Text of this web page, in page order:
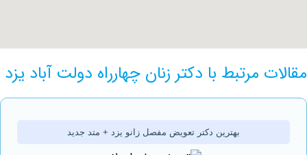
مرتبط با دکتر زنان چهارراه دولت آباد یزد
بهترین دکتر تعویض مفصل زانو یزد + متد جدید